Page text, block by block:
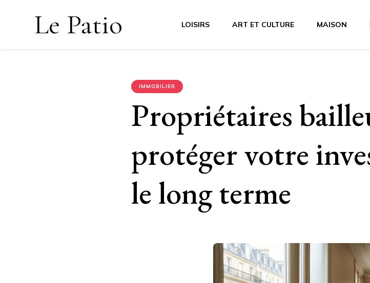
Le Patio LOISIRS ART ET CULTURE MAISON
IMMOBILIER
Propriétaires
protéger votre
le long terme